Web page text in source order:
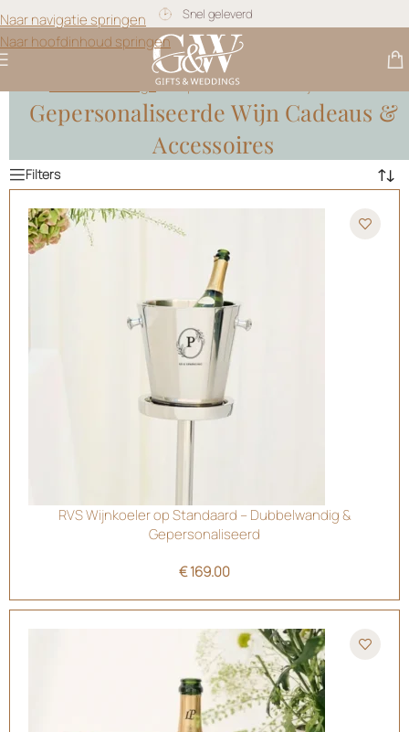
Naar navigatie springen
Naar hoofdinhoud springenGratis personalisatie
Gifts & Weddings>Gepersonaliseerde Wijn Cadeaus
Gepersonaliseerde Wijn Cadeaus &
Accessoires
RVS Wijnkoeler op Standaard – Dubbelwandig &
Gepersonaliseerd
€169.00